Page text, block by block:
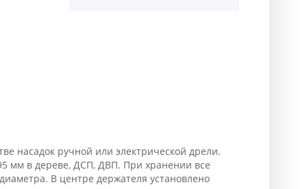
насадок ручной или электрической дрели.
мм в дереве, ДСП, ДВП. При хранении все
В центре держателя установлено